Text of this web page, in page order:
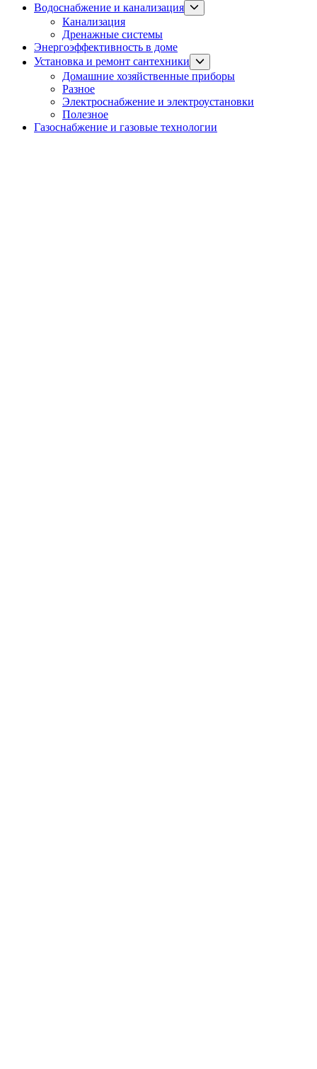
Водоснабжение и канализация
sub
Канализация
Дренажные системы
Энергоэффективность в доме
Установка и ремонт сантехники
Show
sub
menu
Домашние хозяйственные приборы
Разное
Электроснабжение и электроустановки
Полезное
Газоснабжение и газовые технологии